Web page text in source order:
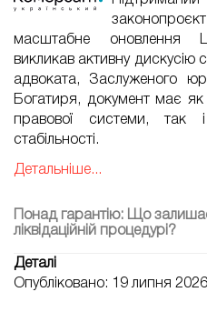
масштабне оновлення
викликав активну дискусію
адвоката, Заслуженого
Богатиря, документ має як
правової системи, так
стабільності.
Детальніше...
Понад гарантію: Що
ліквідаційній процедурі?
Деталі
Опубліковано: 19 липня 2026